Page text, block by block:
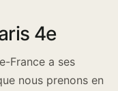
4e
France a ses
nous prenons en